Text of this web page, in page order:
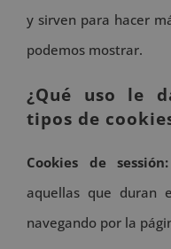
y sirven para hacer
podemos mostrar.
¿Qué uso le
tipos de
Cookies de sessión:
aquellas que duran
navegando por la